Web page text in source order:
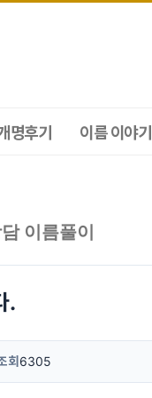
명후기 이름 이야기
이름풀이
.
회 6305